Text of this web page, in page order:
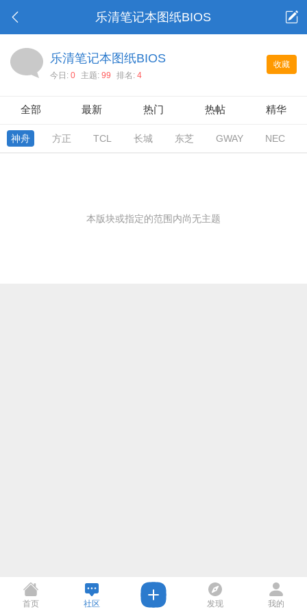
乐清笔记本图纸BIOS
收藏
乐清笔记本图纸BIOS
今日: 0 主题: 99 排名: 4
全部 最新 热门 热帖 精华
神舟 方正 TCL 长城 东芝 GWAY NEC
本版块或指定的范围内尚无主题
首页 社区 发现 我的